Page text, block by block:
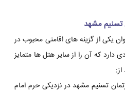
تسنیم مشهد
یکی از گزینه های اقامتی محبوب در
که آن را از سایر هتل ها متمایز
تسنیم مشهد در نزدیکی حرم امام